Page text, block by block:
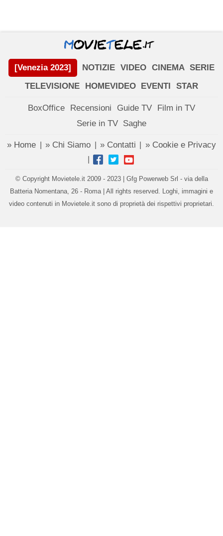
[Venezia 2023] NOTIZIE VIDEO CINEMA SERIE
TELEVISIONE
HOMEVIDEO EVENTI STAR
BoxOffice Recensioni Guide TV
Film in TV
Serie in TV Saghe
» Home » Chi Siamo » Contatti » Cookie e Privacy
|
© Copyright Movietele.it 2009 - 2023 | Gfg Powerweb Srl - via della
Batteria Nomentana, 26 - Roma | All rights reserved. Loghi, immagini e
video contenuti in Movietele.it sono di proprietà dei rispettivi proprietari.